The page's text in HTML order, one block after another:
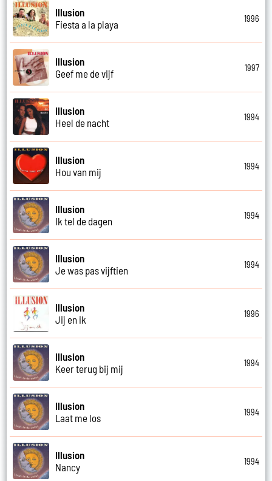
Illusion
Fiesta a la playa
1996
Illusion
Geef me de vijf
1997
Illusion
Heel de nacht
1994
Illusion
Hou van mij
1994
Illusion
Ik tel de dagen
1994
Illusion
Je was pas vijftien
1994
Illusion
Jij en ik
1996
Illusion
Keer terug bij mij
1994
Illusion
Laat me los
1994
Illusion
Nancy
1994